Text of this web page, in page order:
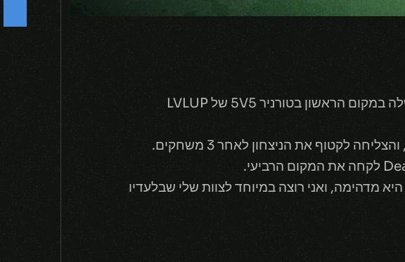
בראש ובראשונה אני מאחל המון מזל טוב לקבוצה: Sean to Win, על הזכייה שלה במקום הראשון בטורניר 5V5 של LVLUP
מדהימה, ואני רוצה במיוחד לצוות שלי שבלעדיו